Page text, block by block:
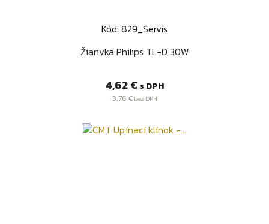
Kód: 829_Servis
Žiarivka Philips TL-D 30W
Cena
4,62 € s DPH
3,76 €bez DPH